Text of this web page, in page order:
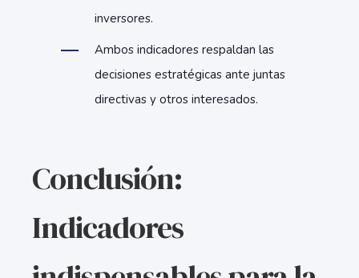
inversores.
Ambos indicadores respaldan las
decisiones estratégicas ante juntas
directivas y otros interesados.
Conclusión:
Indicadores